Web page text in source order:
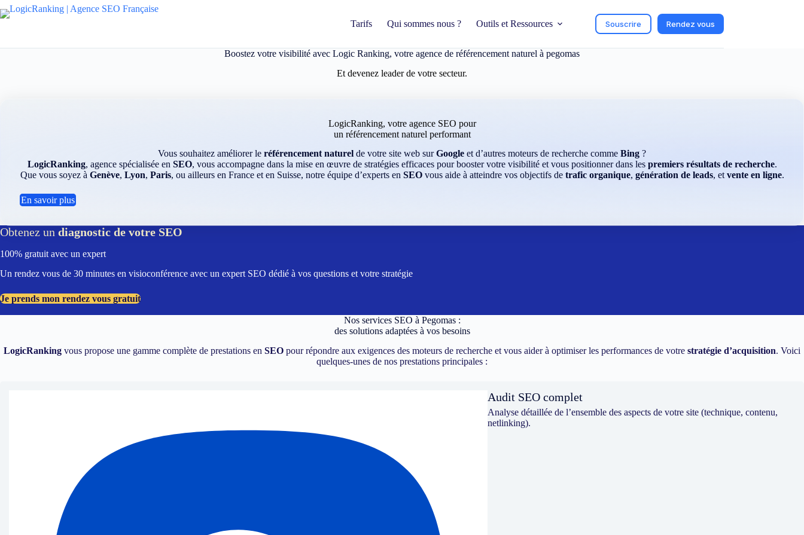
Passer
au
Tarifs Qui sommes nous ? Outils et Ressources Souscrire Rendez vous
Boostez votre visibilité avec Logic Ranking, votre agence de référencement naturel à pegomas
Et devenez leader de votre secteur.
LogicRanking, votre agence SEO pour
un référencement naturel performant
Vous souhaitez améliorer le référencement naturel de votre site web surGoogle et d’autres moteurs de recherche comme Bing ?
LogicRanking, agence spécialisée en SEO, vous accompagne dans la mise en œuvre de stratégies efficaces pour booster votre visibilité et vous positionner dans les premiers résultats de recherche.
Que vous soyez à Genève, Lyon, Paris, ou ailleurs en France et en Suisse, notre équipe d’experts en SEOvous aide à atteindre vos objectifs de trafic organique, génération de leads, et vente en ligne.
En savoir plus
Obtenez un diagnostic de votre SEO
100% gratuit avec un expert
Un rendez vous de 30 minutes en visioconférence avec un expert SEO dédié à vos questions et votre stratégie
Je prends mon rendez vous gratuit
Nos services SEO à Pegomas :
des solutions adaptées à vos besoins
LogicRanking vous propose une gamme complète de prestations en SEO pour répondre aux exigences des moteurs de recherche et vous aider à optimiser les performances de votre stratégie d’acquisition. Voici
quelques-unes de nos prestations principales :
Audit SEO complet
Analyse détaillée de l’ensemble des aspects de votre site (technique, contenu,
netlinking).